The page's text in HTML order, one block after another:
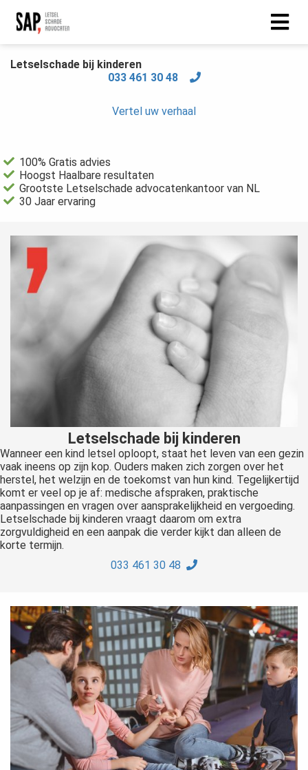
Letselschade bij kinderen
033 461 30 48
Vertel uw verhaal
100% Gratis advies
Hoogst Haalbare resultaten
Grootste Letselschade advocatenkantoor van NL
30 Jaar ervaring
Letselschade bij kinderen
Wanneer een kind letsel oploopt, staat het leven van een gezin
vaak ineens op zijn kop. Ouders maken zich zorgen over het
herstel, het welzijn en de toekomst van hun kind. Tegelijkertijd
komt er veel op je af: medische afspraken, praktische
aanpassingen en vragen over aansprakelijkheid en vergoeding.
Letselschade bij kinderen vraagt daarom om extra
zorgvuldigheid en een aanpak die verder kijkt dan alleen de
korte termijn.
033 461 30 48